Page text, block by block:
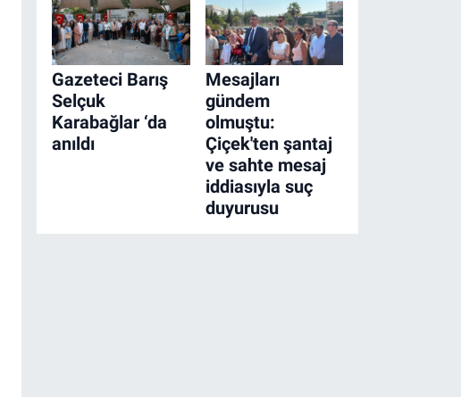
Gazeteci Barış
Selçuk
Karabağlar ‘da
anıldı
Mesajları
gündem
olmuştu:
Çiçek'ten şantaj
ve sahte mesaj
iddiasıyla suç
duyurusu